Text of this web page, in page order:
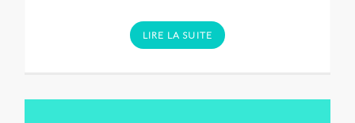
LIRE LA SUITE